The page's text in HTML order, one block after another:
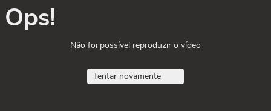
Ops!
Não foi possível reproduzir o vídeo
Tentar novamente